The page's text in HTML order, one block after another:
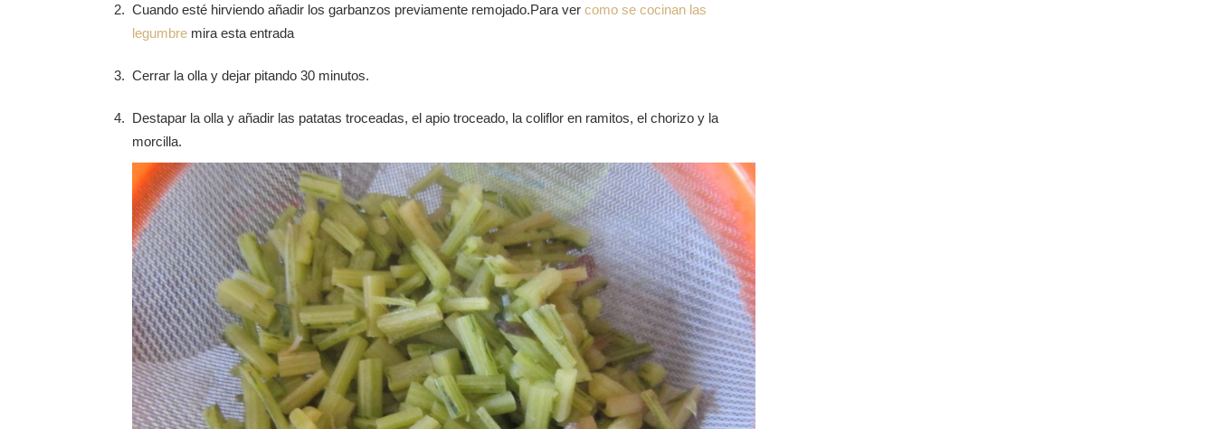
Cuando esté hirviendo añadir los garbanzos previamente remojado.Para ver como se cocinan las
legumbre mira esta entrada
Cerrar la olla y dejar pitando 30 minutos.
Destapar la olla y añadir las patatas troceadas, el apio troceado, la coliflor en ramitos, el chorizo y la
morcilla.